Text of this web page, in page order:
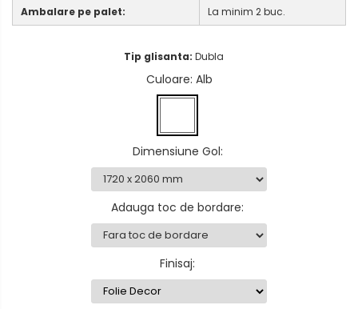
Ambalare pe palet:
La minim 2 buc.
Tip glisanta: Dubla
Culoare: Alb
Dimensiune Gol:
Adauga toc de bordare:
Finisaj: